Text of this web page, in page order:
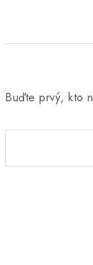
Buďte prvý, kto